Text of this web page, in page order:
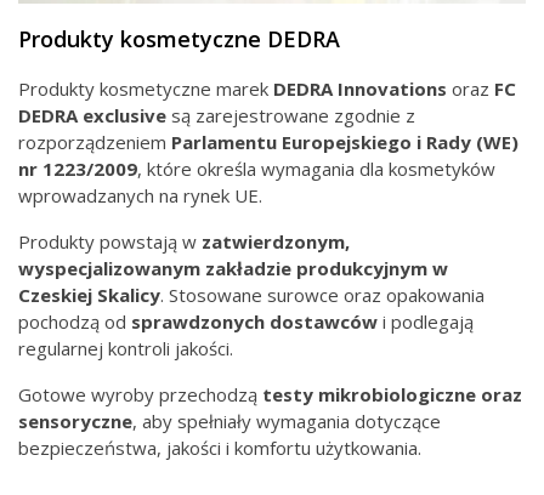
Produkty kosmetyczne DEDRA
Produkty kosmetyczne marek DEDRA Innovations oraz FC
DEDRA exclusive są zarejestrowane zgodnie z
rozporządzeniem Parlamentu Europejskiego i Rady (WE)
nr 1223/2009, które określa wymagania dla kosmetyków
wprowadzanych na rynek UE.
Produkty powstają w zatwierdzonym,
wyspecjalizowanym zakładzie produkcyjnym w
Czeskiej Skalicy. Stosowane surowce oraz opakowania
pochodzą od sprawdzonych dostawców i podlegają
regularnej kontroli jakości.
Gotowe wyroby przechodzą testy mikrobiologiczne oraz
sensoryczne, aby spełniały wymagania dotyczące
bezpieczeństwa, jakości i komfortu użytkowania.